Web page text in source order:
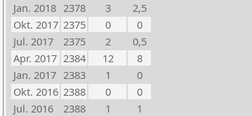
Jan. 2018 2378 3
2,5
Okt. 2017 2375 0
0
Jul. 2017
2375 2
0,5
Apr. 2017 2384 12
8
Jan. 2017 2383 1
0
Okt. 2016 2388 0
0
Jul. 2016
2388 1
1